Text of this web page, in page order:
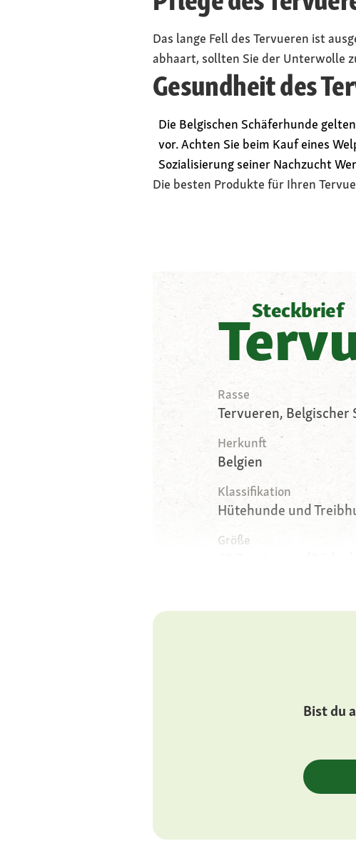
Das lange Fell des Tervueren ist
abhaart, sollten Sie der Unterwolle
Gesundheit des
Die Belgischen Schäferhunde
vor. Achten Sie beim Kauf eines
Sozialisierung seiner Nachzucht
Die besten Produkte für Ihren
Steckbrief
Rasse
Tervueren, Belgischer
Herkunft
Belgien
Klassifikation
Hütehunde und
Größe
Gewicht
mittelgroß, leicht
Bist du